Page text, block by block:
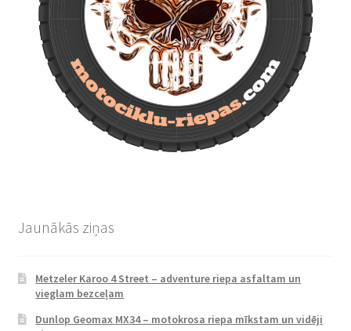
Jaunākās ziņas
Metzeler Karoo 4 Street – adventure riepa asfaltam un
vieglam bezceļam
Dunlop Geomax MX34 – motokrosa riepa mīkstam un vidēji